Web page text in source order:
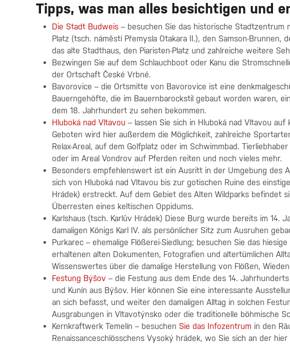
Tipps, was man alles besichtigen und
Die Stadt Budweis – besuchen Sie das historische Stadtzentrum
Platz (tsch. náměstí Přemysla Otakara II.), den Samson-Brunnen,
das alte Stadthaus, den Piaristen-Platz und zahlreiche weitere
Bezwingen Sie auf dem Schlauchboot oder Kanu die
der Ortschaft České Vrbné.
Bavorovice – die Ortsmitte von Bavorovice ist eine
Bauerngehöfte, die im Bauernbarockstil gebaut worden waren,
dem 18. Jahrhundert zu sehen bekommen.
Hluboká nad Vltavou – lassen Sie sich in Hluboká nad Vltavou auf
Geboten wird hier außerdem die Möglichkeit, zahlreiche
Relax-Areal, auf dem Golfplatz oder im Schwimmbad.
oder im Areal Vondrov auf Pferden reiten und noch vieles mehr.
Besonders empfehlenswert ist ein Ausritt in der Umgebung des
sich von Hluboká nad Vltavou bis zur gotischen Ruine des
Hrádek) erstreckt. Auf dem Gebiet des Alten Wildparks befindet
Überresten eines keltischen Oppidums.
Karlshaus (tsch. Karlův Hrádek) Diese Burg wurde bereits im 14.
damaligen Königs Karl IV. als persönlicher Sitz zum Ausruhen
Purkarec – ehemalige Flößerei-Siedlung; besuchen Sie das
erhaltenen alten Dokumenten, Fotografien und altertümlichen
Wissenswertes über die damalige Herstellung von Flößen,
Festung Býšov – die Festung aus dem Ende des 14.
und Kunín aus Býšov. Hier können Sie eine interessante
an sich befasst, und weiter den damaligen Alltag in solchen
Ausgrabungen in Vltavotýnsko oder die traditionelle böhmische
Kernkraftwerk Temelín – besuchen Sie das Infozentrum in den
Renaissanceschlösschens Vysoký hrádek, wo Sie sich an der